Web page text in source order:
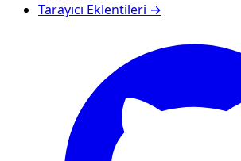
Tarayıcı Eklentileri →